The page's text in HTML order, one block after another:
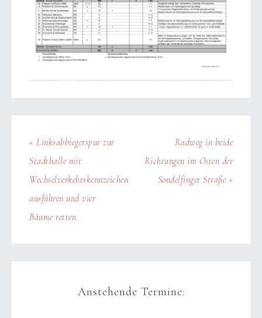
« Linksabbiegerspur zur
Stadthalle mit
Wechselverkehrskennzeichen
ausführen und vier
Bäume retten
Radweg in beide
Richtungen im Osten der
Sondelfinger Straße »
Anstehende Termine: